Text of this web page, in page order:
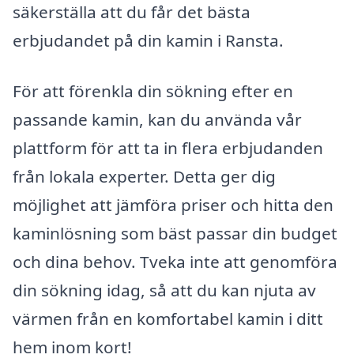
säkerställa att du får det bästa
erbjudandet på din kamin i Ransta.
För att förenkla din sökning efter en
passande kamin, kan du använda vår
plattform för att ta in flera erbjudanden
från lokala experter. Detta ger dig
möjlighet att jämföra priser och hitta den
kaminlösning som bäst passar din budget
och dina behov. Tveka inte att genomföra
din sökning idag, så att du kan njuta av
värmen från en komfortabel kamin i ditt
hem inom kort!